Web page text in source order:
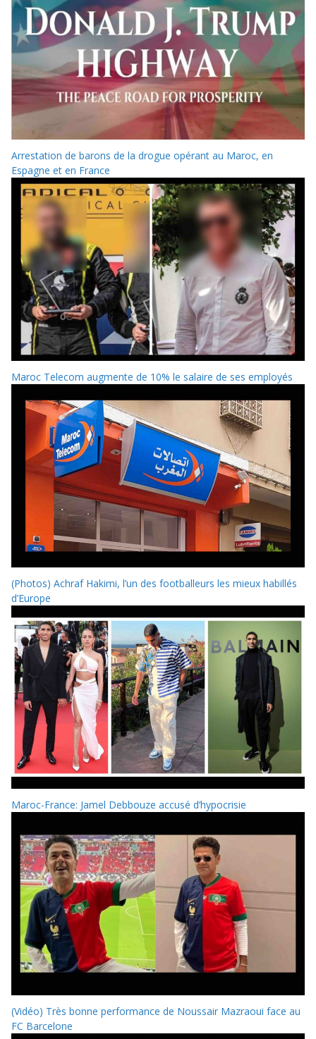
Arrestation de barons de la drogue opérant au Maroc, en
Espagne et en France
Maroc Telecom augmente de 10% le salaire de ses employés
(Photos) Achraf Hakimi, l’un des footballeurs les mieux habillés
d’Europe
Maroc-France: Jamel Debbouze accusé d’hypocrisie
(Vidéo) Très bonne performance de Noussair Mazraoui face au
FC Barcelone